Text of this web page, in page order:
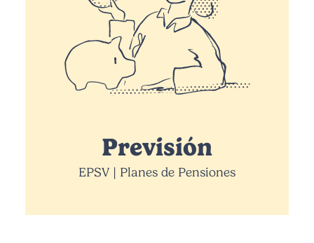
Previsión
EPSV | Planes de Pensiones